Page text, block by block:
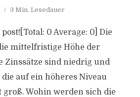
3 Min. Lesedauer
0 Average: 0] Die
mittelfristige Höhe der
Zinssätze sind niedrig und
auf ein höheres Niveau
Wohin werden sich die